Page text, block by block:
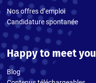
Nos offres d’emploi
Candidature spontanée
Happy to meet you
Blog